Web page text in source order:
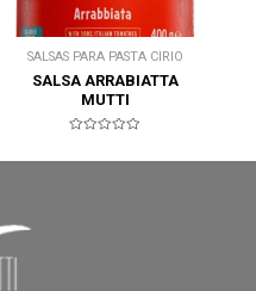
SALSAS PARA PASTA CIRIO
SALSA ARRABIATTA
MUTTI